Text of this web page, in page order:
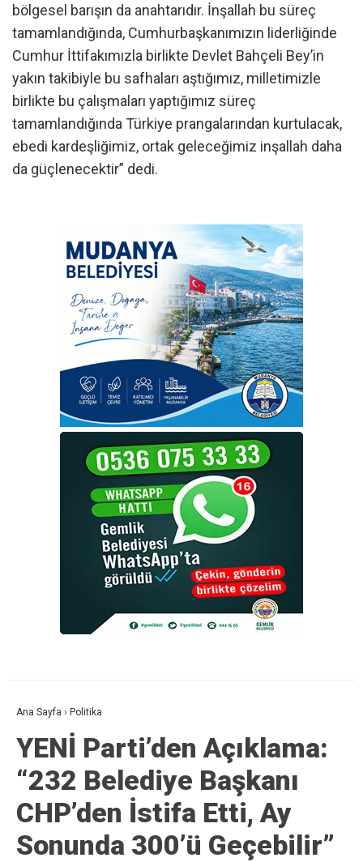
bölgesel barışın da anahtarıdır. İnşallah bu süreç
tamamlandığında, Cumhurbaşkanımızın liderliğinde
Cumhur İttifakımızla birlikte Devlet Bahçeli Bey’in
yakın takibiyle bu safhaları aştığımız, milletimizle
birlikte bu çalışmaları yaptığımız süreç
tamamlandığında Türkiye prangalarından kurtulacak,
ebedi kardeşliğimiz, ortak geleceğimiz inşallah daha
da güçlenecektir” dedi.
Ana Sayfa › Politika
YENİ Parti’den Açıklama:
“232 Belediye Başkanı
CHP’den İstifa Etti, Ay
Sonunda 300’ü Geçebilir”